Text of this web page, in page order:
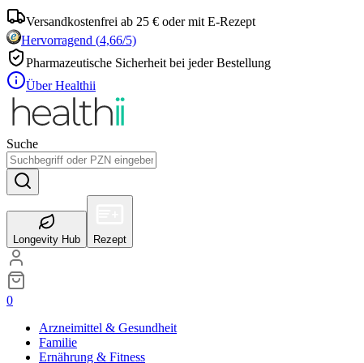
Versandkostenfrei ab 25 € oder mit E-Rezept
Hervorragend (4,66/5)
Pharmazeutische Sicherheit bei jeder Bestellung
Über Healthii
Suche
Longevity Hub Rezept
0
Arzneimittel & Gesundheit
Familie
Ernährung & Fitness